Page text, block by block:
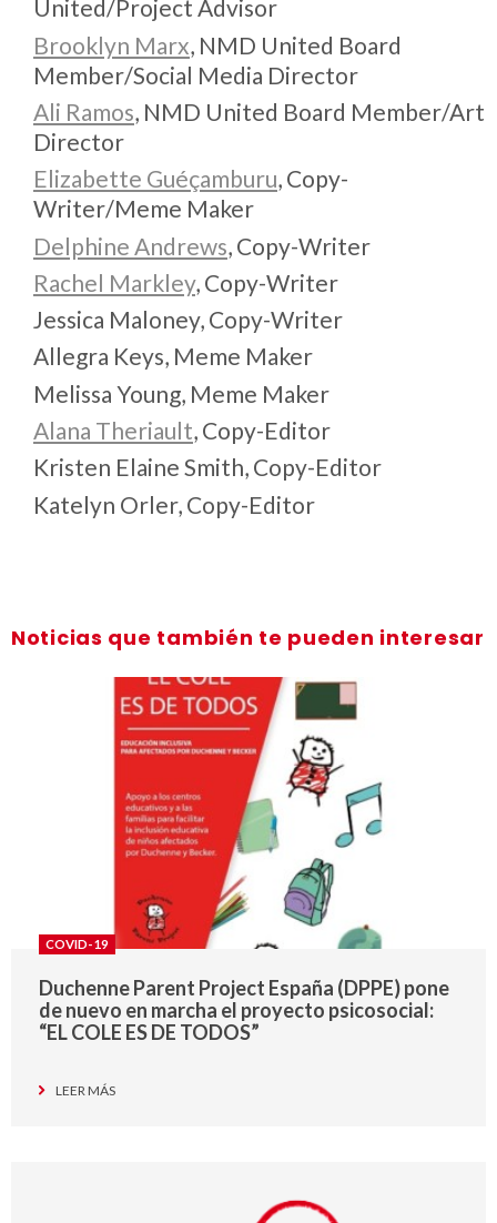
United/Project Advisor
Brooklyn Marx, NMD United Board
Member/Social Media Director
Ali Ramos, NMD United Board Member/Art
Director
Elizabette Guéçamburu, Copy-
Writer/Meme Maker
Delphine Andrews, Copy-Writer
Rachel Markley, Copy-Writer
Jessica Maloney, Copy-Writer
Allegra Keys, Meme Maker
Melissa Young, Meme Maker
Alana Theriault, Copy-Editor
Kristen Elaine Smith, Copy-Editor
Katelyn Orler, Copy-Editor
Noticias que también te pueden interesar
COVID-19
Duchenne Parent Project España (DPPE) pone
de nuevo en marcha el proyecto psicosocial:
“EL COLE ES DE TODOS”
LEER MÁS